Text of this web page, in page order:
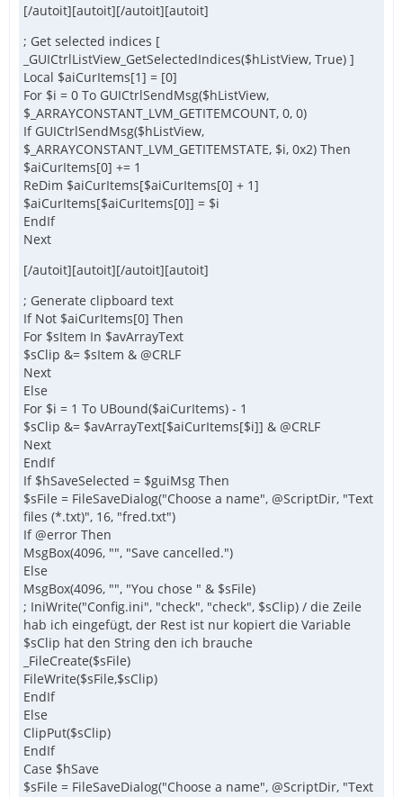
[/autoit][autoit][/autoit][autoit]
; Get selected indices [
_GUICtrlListView_GetSelectedIndices($hListView, True) ]
Local $aiCurItems[1] = [0]
For $i = 0 To GUICtrlSendMsg($hListView,
$_ARRAYCONSTANT_LVM_GETITEMCOUNT, 0, 0)
If GUICtrlSendMsg($hListView,
$_ARRAYCONSTANT_LVM_GETITEMSTATE, $i, 0x2) Then
$aiCurItems[0] += 1
ReDim $aiCurItems[$aiCurItems[0] + 1]
$aiCurItems[$aiCurItems[0]] = $i
EndIf
Next
[/autoit][autoit][/autoit][autoit]
; Generate clipboard text
If Not $aiCurItems[0] Then
For $sItem In $avArrayText
$sClip &= $sItem & @CRLF
Next
Else
For $i = 1 To UBound($aiCurItems) - 1
$sClip &= $avArrayText[$aiCurItems[$i]] & @CRLF
Next
EndIf
If $hSaveSelected = $guiMsg Then
$sFile = FileSaveDialog("Choose a name", @ScriptDir, "Text
files (*.txt)", 16, "fred.txt")
If @error Then
MsgBox(4096, "", "Save cancelled.")
Else
MsgBox(4096, "", "You chose " & $sFile)
; IniWrite("Config.ini", "check", "check", $sClip) / die Zeile
hab ich eingefügt, der Rest ist nur kopiert die Variable
$sClip hat den String den ich brauche
_FileCreate($sFile)
FileWrite($sFile,$sClip)
EndIf
Else
ClipPut($sClip)
EndIf
Case $hSave
$sFile = FileSaveDialog("Choose a name", @ScriptDir, "Text